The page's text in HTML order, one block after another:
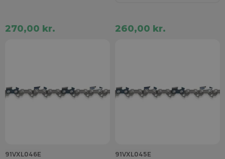
270,00 kr. 260,00 kr.
91VXL046E 91VXL045E